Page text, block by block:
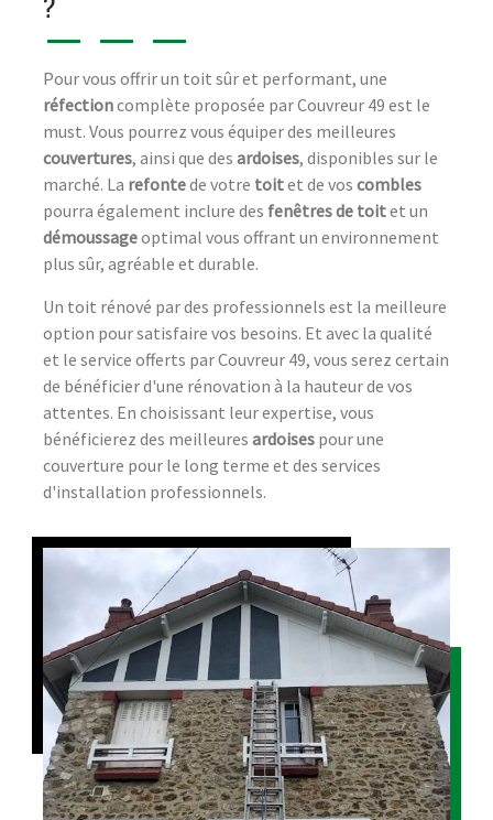
Pour vous offrir un toit sûr et performant, une
réfectioncomplète proposée par Couvreur 49 est le
must. Vous pourrez vous équiper des meilleures
couvertures, ainsi que des ardoises, disponibles sur le
marché. La refontede votre toitet de vos combles
pourra également inclure des fenêtres de toitet un
démoussageoptimal vous offrant un environnement
plus sûr, agréable et durable.
Un toit rénové par des professionnels est la meilleure
option pour satisfaire vos besoins. Et avec la qualité
et le service offerts par Couvreur 49, vous serez certain
de bénéficier d'une rénovation à la hauteur de vos
attentes. En choisissant leur expertise, vous
bénéficierez des meilleures ardoises pour une
couverture pour le long terme et des services
d'installation professionnels.